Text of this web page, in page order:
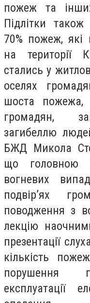
пожеж та
Підлітки
70% пожеж, які
на території
стались у
оселях
шоста
громадян,
загибеллю
БЖД Микола
що головною
вогневих
подвір’ях
поводження з
лекцію
презентації
кількість
порушення
експлуатації